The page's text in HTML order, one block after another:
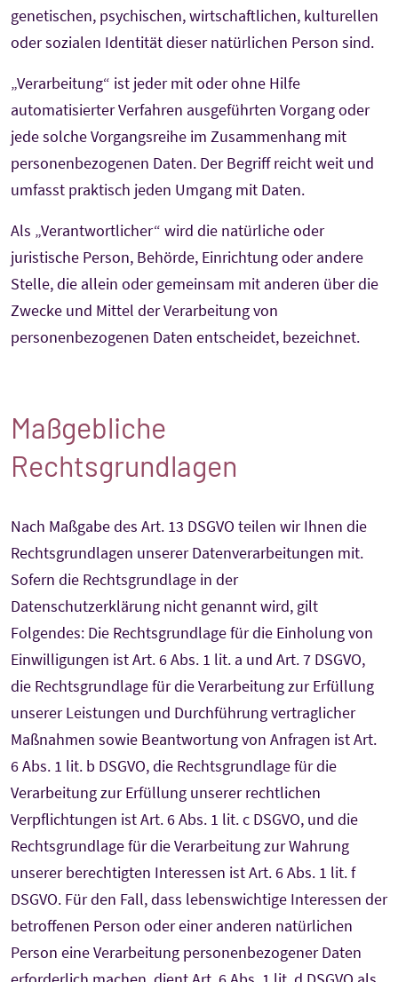
genetischen, psychischen, wirtschaftlichen, kulturellen
oder sozialen Identität dieser natürlichen Person sind.
„Verarbeitung“ ist jeder mit oder ohne Hilfe
automatisierter Verfahren ausgeführten Vorgang oder
jede solche Vorgangsreihe im Zusammenhang mit
personenbezogenen Daten. Der Begriff reicht weit und
umfasst praktisch jeden Umgang mit Daten.
Als „Verantwortlicher“ wird die natürliche oder
juristische Person, Behörde, Einrichtung oder andere
Stelle, die allein oder gemeinsam mit anderen über die
Zwecke und Mittel der Verarbeitung von
personenbezogenen Daten entscheidet, bezeichnet.
Maßgebliche
Rechtsgrundlagen
Nach Maßgabe des Art. 13 DSGVO teilen wir Ihnen die
Rechtsgrundlagen unserer Datenverarbeitungen mit.
Sofern die Rechtsgrundlage in der
Datenschutzerklärung nicht genannt wird, gilt
Folgendes: Die Rechtsgrundlage für die Einholung von
Einwilligungen ist Art. 6 Abs. 1 lit. a und Art. 7 DSGVO,
die Rechtsgrundlage für die Verarbeitung zur Erfüllung
unserer Leistungen und Durchführung vertraglicher
Maßnahmen sowie Beantwortung von Anfragen ist Art.
6 Abs. 1 lit. b DSGVO, die Rechtsgrundlage für die
Verarbeitung zur Erfüllung unserer rechtlichen
Verpflichtungen ist Art. 6 Abs. 1 lit. c DSGVO, und die
Rechtsgrundlage für die Verarbeitung zur Wahrung
unserer berechtigten Interessen ist Art. 6 Abs. 1 lit. f
DSGVO. Für den Fall, dass lebenswichtige Interessen der
betroffenen Person oder einer anderen natürlichen
Person eine Verarbeitung personenbezogener Daten